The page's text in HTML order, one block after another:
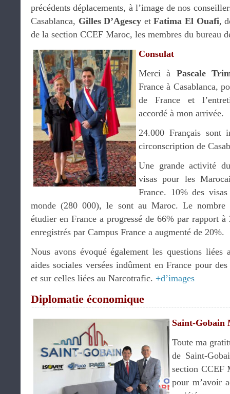
précédents déplacements, à l’image de nos
Casablanca, Gilles D’Agescy etFatima El Ouafi,
de la section CCEF Maroc, les membres du
Consulat
Merci à Pascale
France à Casablanca,
de France et
accordé à mon arrivée.
24.000 Français sont
circonscription de
Une grande activité
visas pour les
France. 10% des
monde (280 000), le sont au Maroc. Le nombre
étudier en France a progressé de 66% par rapport
enregistrés par Campus France a augmenté de 20%.
Nous avons évoqué également les questions liées
aides sociales versées indûment en France pour
et sur celles liées au Narcotrafic. +d’images
Diplomatie économique
Saint-Gobain
Toute ma
de Saint-
section CCEF
pour m’avoir